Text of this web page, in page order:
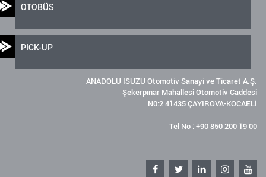
OTOBÜS
PICK-UP
ANADOLU ISUZU Otomotiv Sanayi ve Ticaret A.Ş.
Şekerpınar Mahallesi Otomotiv Caddesi
N0:2 41435 ÇAYIROVA-KOCAELİ
Tel No : +90 850 200 19 00